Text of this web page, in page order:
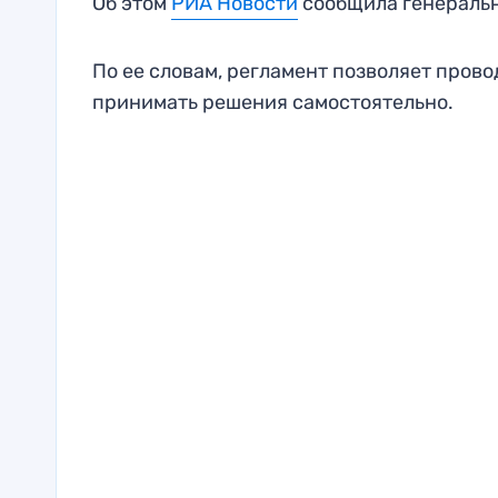
По ее словам, регламент позволяет
принимать решения самостоятельно.